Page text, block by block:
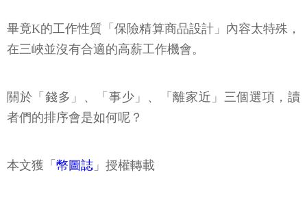
畢竟K的工作性質「保險精算商品設計」內容太特殊，
在三峽並沒有合適的高薪工作機會。
關於「錢多」、「事少」、「離家近」三個選項，讀
者們的排序會是如何呢？
本文獲「 幣圖誌 」授權轉載